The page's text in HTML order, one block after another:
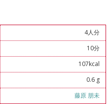
4人分
10分
107kcal
0.6 g
藤原 朋未